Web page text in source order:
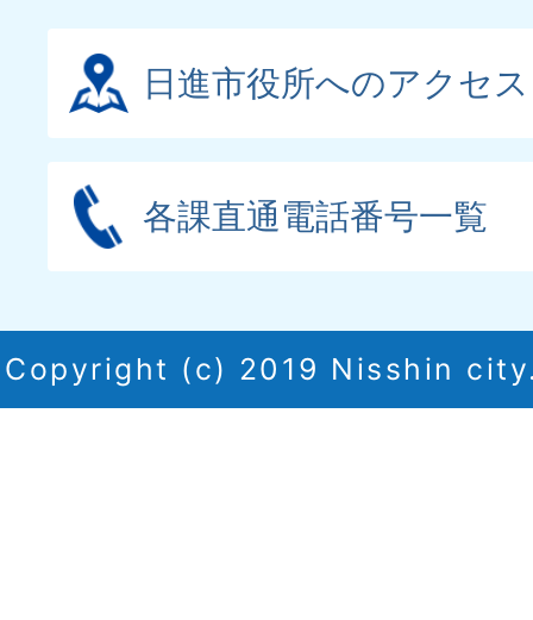
日進市役所へのアクセス
各課直通電話番号一覧
Copyright (c) 2019 Nisshin